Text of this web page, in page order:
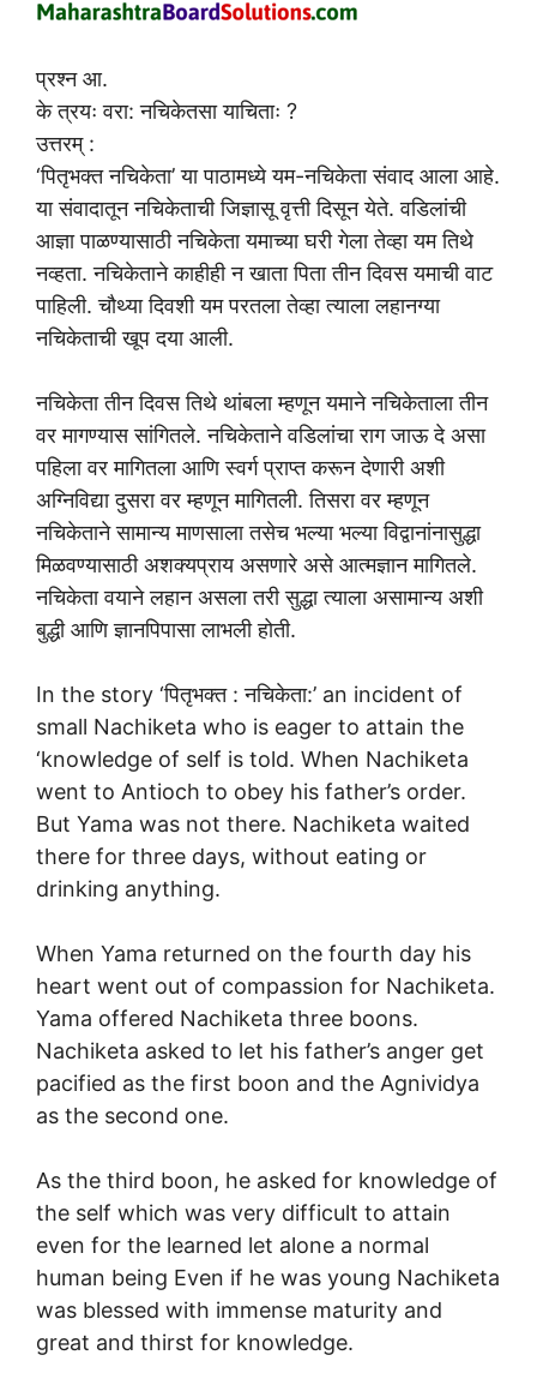
प्रश्न आ.
के त्रयः वरा: नचिकेतसा याचिताः ?
उत्तरम् :
‘पितृभक्त नचिकेता’ या पाठामध्ये यम-नचिकेता संवाद आला आहे.
या संवादातून नचिकेताची जिज्ञासू वृत्ती दिसून येते. वडिलांची
आज्ञा पाळण्यासाठी नचिकेता यमाच्या घरी गेला तेव्हा यम तिथे
नव्हता. नचिकेताने काहीही न खाता पिता तीन दिवस यमाची वाट
पाहिली. चौथ्या दिवशी यम परतला तेव्हा त्याला लहानग्या
नचिकेताची खूप दया आली.
नचिकेता तीन दिवस तिथे थांबला म्हणून यमाने नचिकेताला तीन
वर मागण्यास सांगितले. नचिकेताने वडिलांचा राग जाऊ दे असा
पहिला वर मागितला आणि स्वर्ग प्राप्त करून देणारी अशी
अग्निविद्या दुसरा वर म्हणून मागितली. तिसरा वर म्हणून
नचिकेताने सामान्य माणसाला तसेच भल्या भल्या विद्वानांनासुद्धा
मिळवण्यासाठी अशक्यप्राय असणारे असे आत्मज्ञान मागितले.
नचिकेता वयाने लहान असला तरी सुद्धा त्याला असामान्य अशी
बुद्धी आणि ज्ञानपिपासा लाभली होती.
In the story ‘पितृभक्त : नचिकेता:’ an incident of
small Nachiketa who is eager to attain the
‘knowledge of self is told. When Nachiketa
went to Antioch to obey his father’s order.
But Yama was not there. Nachiketa waited
there for three days, without eating or
drinking anything.
When Yama returned on the fourth day his
heart went out of compassion for Nachiketa.
Yama offered Nachiketa three boons.
Nachiketa asked to let his father’s anger get
pacified as the first boon and the Agnividya
as the second one.
As the third boon, he asked for knowledge of
the self which was very difficult to attain
even for the learned let alone a normal
human being Even if he was young Nachiketa
was blessed with immense maturity and
great and thirst for knowledge.